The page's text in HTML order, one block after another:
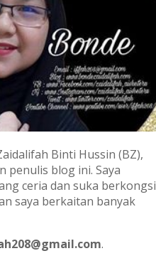
Binti Hussin (BZ),
penulis blog ini. Saya
ceria dan suka berkongsi
saya berkaitan banyak
.